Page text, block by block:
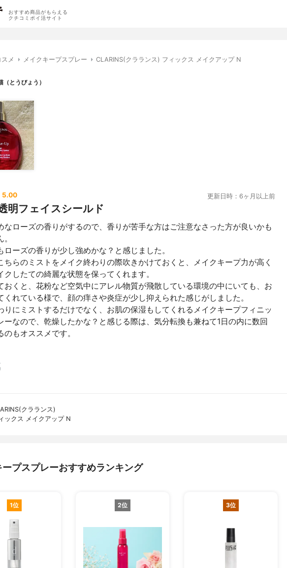
おすすめ商品がもらえる
クチコミポイ活サイト
スメ メイクキープスプレー CLARINS(クラランス) フィックス メイクアップ N
（とうびょう）
5.00 更新日時：6ヶ月以上前
明フェイスシールド
なローズの香りがするので、香りが苦手な方はご注意なさった方が良いかも
ローズの香りが少し強めかな？と感じました。
ちらのミストをメイク終わりの際吹きかけておくと、メイクキープ力が高く
クしたての綺麗な状態を保ってくれます。
おくと、花粉など空気中にアレル物質が飛散している環境の中にいても、お
くれている様で、顔の痒さや炎症が少し抑えられた感じがしました。
りにミストするだけでなく、お肌の保湿もしてくれるメイクキープフィニッ
ーなので、乾燥したかな？と感じる際は、気分転換も兼ねて1日の内に数回
のもオススメです。
クラランス)
ックス メイクアップ N
ープスプレーおすすめランキング
1位 2位 3位